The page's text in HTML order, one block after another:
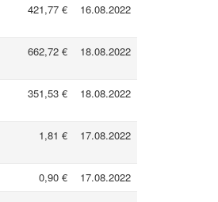
421,77 € 16.08.2022
662,72 € 18.08.2022
351,53 € 18.08.2022
1,81 € 17.08.2022
0,90 €
17.08.2022